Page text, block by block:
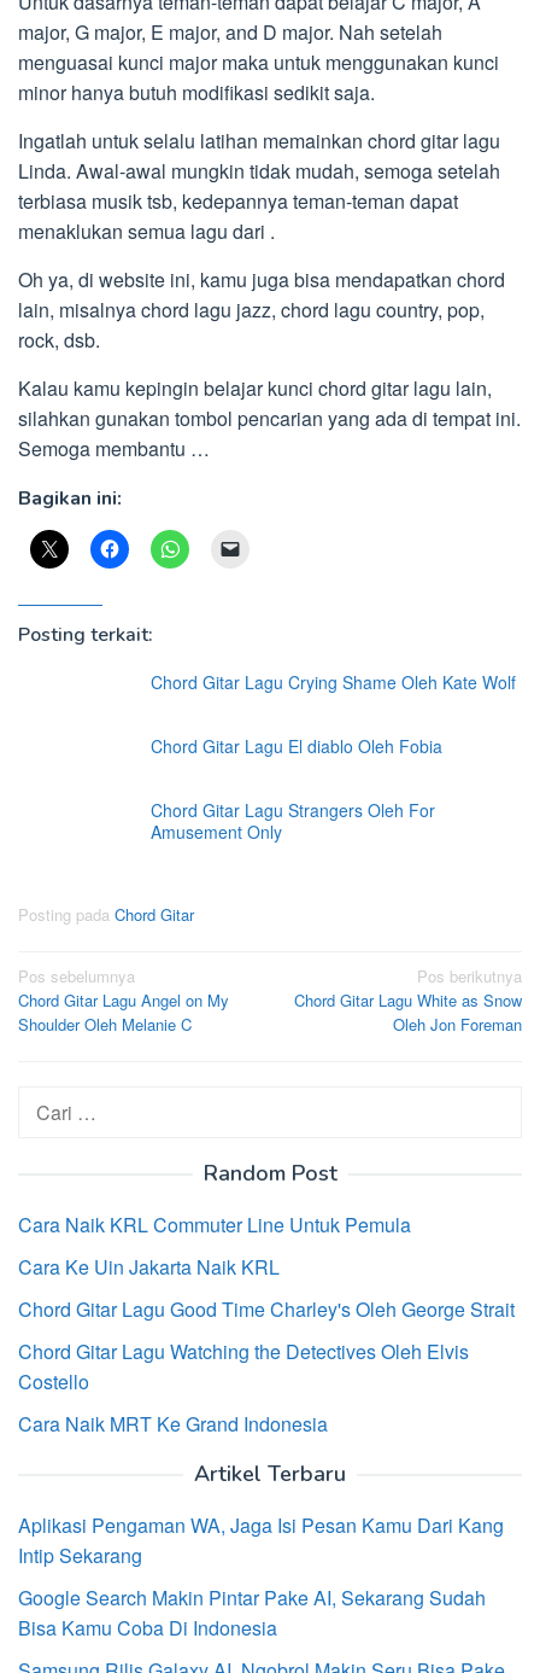
major, G major, E major, and D major. Nah setelah
menguasai kunci major maka untuk menggunakan kunci
minor hanya butuh modifikasi sedikit saja.
Ingatlah untuk selalu latihan memainkan chord gitar lagu
Linda. Awal-awal mungkin tidak mudah, semoga setelah
terbiasa musik tsb, kedepannya teman-teman dapat
menaklukan semua lagu dari .
Oh ya, di website ini, kamu juga bisa mendapatkan chord
lain, misalnya chord lagu jazz, chord lagu country, pop,
rock, dsb.
Kalau kamu kepingin belajar kunci chord gitar lagu lain,
silahkan gunakan tombol pencarian yang ada di tempat ini.
Semoga membantu …
Bagikan ini:
Posting terkait:
Chord Gitar Lagu Crying Shame Oleh Kate Wolf
Chord Gitar Lagu El diablo Oleh Fobia
Chord Gitar Lagu Strangers Oleh For
Amusement Only
Posting pada Chord Gitar
Navigasi
pos
Pos sebelumnya
Chord Gitar Lagu Angel on My
Shoulder Oleh Melanie C
Pos berikutnya
Chord Gitar Lagu White as Snow
Oleh Jon Foreman
Cari
untuk:
Random Post
Cara Naik KRL Commuter Line Untuk Pemula
Cara Ke Uin Jakarta Naik KRL
Chord Gitar Lagu Good Time Charley's Oleh George Strait
Chord Gitar Lagu Watching the Detectives Oleh Elvis
Costello
Cara Naik MRT Ke Grand Indonesia
Artikel Terbaru
Aplikasi Pengaman WA, Jaga Isi Pesan Kamu Dari Kang
Intip Sekarang
Google Search Makin Pintar Pake AI, Sekarang Sudah
Bisa Kamu Coba Di Indonesia